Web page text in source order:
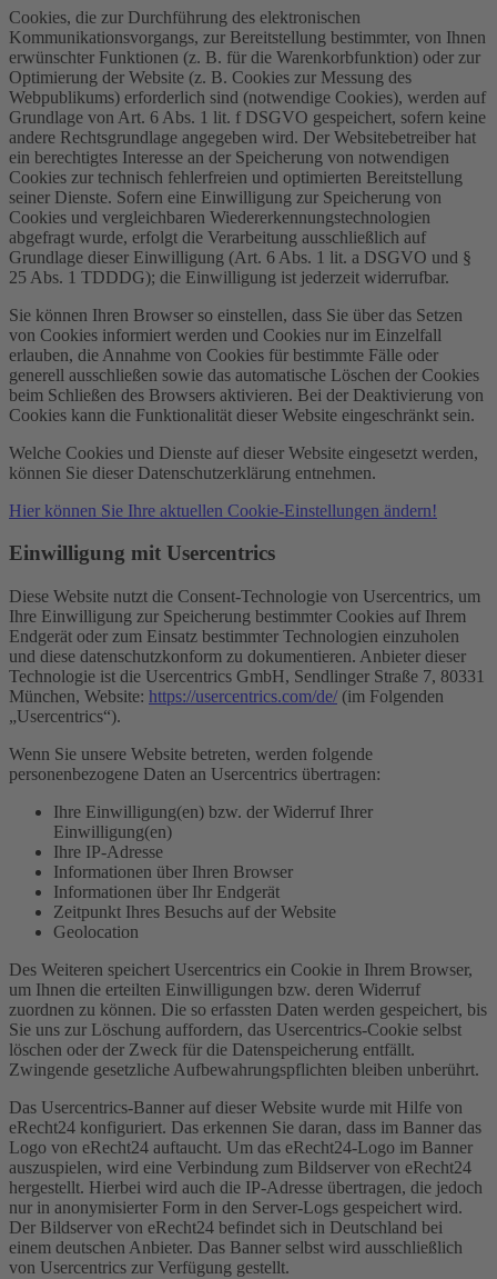
Cookies, die zur Durchführung des elektronischen
Kommunikationsvorgangs, zur Bereitstellung bestimmter, von Ihnen
erwünschter Funktionen (z. B. für die Warenkorbfunktion) oder zur
Optimierung der Website (z. B. Cookies zur Messung des
Webpublikums) erforderlich sind (notwendige Cookies), werden auf
Grundlage von Art. 6 Abs. 1 lit. f DSGVO gespeichert, sofern keine
andere Rechtsgrundlage angegeben wird. Der Websitebetreiber hat
ein berechtigtes Interesse an der Speicherung von notwendigen
Cookies zur technisch fehlerfreien und optimierten Bereitstellung
seiner Dienste. Sofern eine Einwilligung zur Speicherung von
Cookies und vergleichbaren Wiedererkennungstechnologien
abgefragt wurde, erfolgt die Verarbeitung ausschließlich auf
Grundlage dieser Einwilligung (Art. 6 Abs. 1 lit. a DSGVO und §
25 Abs. 1 TDDDG); die Einwilligung ist jederzeit widerrufbar.
Sie können Ihren Browser so einstellen, dass Sie über das Setzen
von Cookies informiert werden und Cookies nur im Einzelfall
erlauben, die Annahme von Cookies für bestimmte Fälle oder
generell ausschließen sowie das automatische Löschen der Cookies
beim Schließen des Browsers aktivieren. Bei der Deaktivierung von
Cookies kann die Funktionalität dieser Website eingeschränkt sein.
Welche Cookies und Dienste auf dieser Website eingesetzt werden,
können Sie dieser Datenschutzerklärung entnehmen.
Hier können Sie Ihre aktuellen Cookie-Einstellungen ändern!
Einwilligung mit Usercentrics
Diese Website nutzt die Consent-Technologie von Usercentrics, um
Ihre Einwilligung zur Speicherung bestimmter Cookies auf Ihrem
Endgerät oder zum Einsatz bestimmter Technologien einzuholen
und diese datenschutzkonform zu dokumentieren. Anbieter dieser
Technologie ist die Usercentrics GmbH, Sendlinger Straße 7, 80331
München, Website: https://usercentrics.com/de/ (im Folgenden
„Usercentrics“).
Wenn Sie unsere Website betreten, werden folgende
personenbezogene Daten an Usercentrics übertragen:
Ihre Einwilligung(en) bzw. der Widerruf Ihrer
Einwilligung(en)
Ihre IP-Adresse
Informationen über Ihren Browser
Informationen über Ihr Endgerät
Zeitpunkt Ihres Besuchs auf der Website
Geolocation
Des Weiteren speichert Usercentrics ein Cookie in Ihrem Browser,
um Ihnen die erteilten Einwilligungen bzw. deren Widerruf
zuordnen zu können. Die so erfassten Daten werden gespeichert, bis
Sie uns zur Löschung auffordern, das Usercentrics-Cookie selbst
löschen oder der Zweck für die Datenspeicherung entfällt.
Zwingende gesetzliche Aufbewahrungspflichten bleiben unberührt.
Das Usercentrics-Banner auf dieser Website wurde mit Hilfe von
eRecht24 konfiguriert. Das erkennen Sie daran, dass im Banner das
Logo von eRecht24 auftaucht. Um das eRecht24-Logo im Banner
auszuspielen, wird eine Verbindung zum Bildserver von eRecht24
hergestellt. Hierbei wird auch die IP-Adresse übertragen, die jedoch
nur in anonymisierter Form in den Server-Logs gespeichert wird.
Der Bildserver von eRecht24 befindet sich in Deutschland bei
einem deutschen Anbieter. Das Banner selbst wird ausschließlich
von Usercentrics zur Verfügung gestellt.